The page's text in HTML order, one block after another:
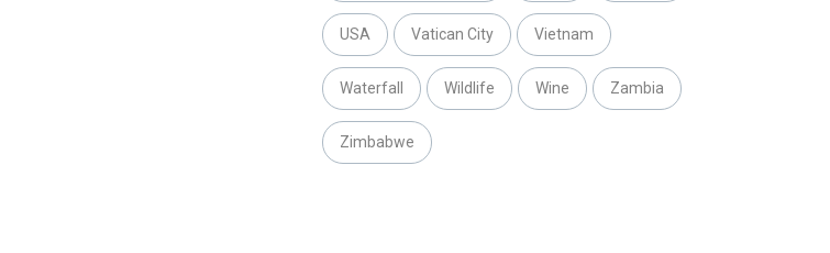
USA Vatican City Vietnam
Waterfall Wildlife Wine Zambia
Zimbabwe